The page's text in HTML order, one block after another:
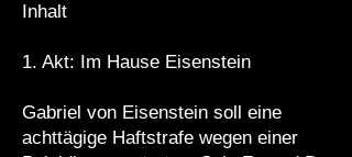
Inhalt
1. Akt: Im Hause Eisenstein
Gabriel von Eisenstein soll eine
achttägige Haftstrafe wegen einer